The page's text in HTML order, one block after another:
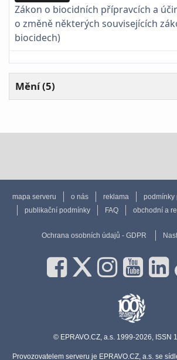
Zákon o biocidních přípravcích a
o změně některých souvisejících
biocidech)
Mění (5)
mapa serveru o nás reklama podmínky
publikační podmínky
FAQ obchodní a
Ochrana osobních údajů - GDPR
© EPRAVO.CZ, a.s. 1999-2026, ISSN
Provozovatelem serveru je EPRAVO.CZ, a.s. se